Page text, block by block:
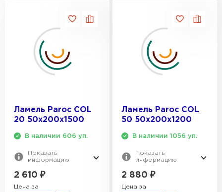
Ламель Paroc COL
20 50х200х1500
В наличии 606 уп.
Показать
информацию
2 610 ₽
Цена за
Ламель Paroc COL
50 50х200х1200
В наличии 1056 уп.
Показать
информацию
2 880 ₽
Цена за